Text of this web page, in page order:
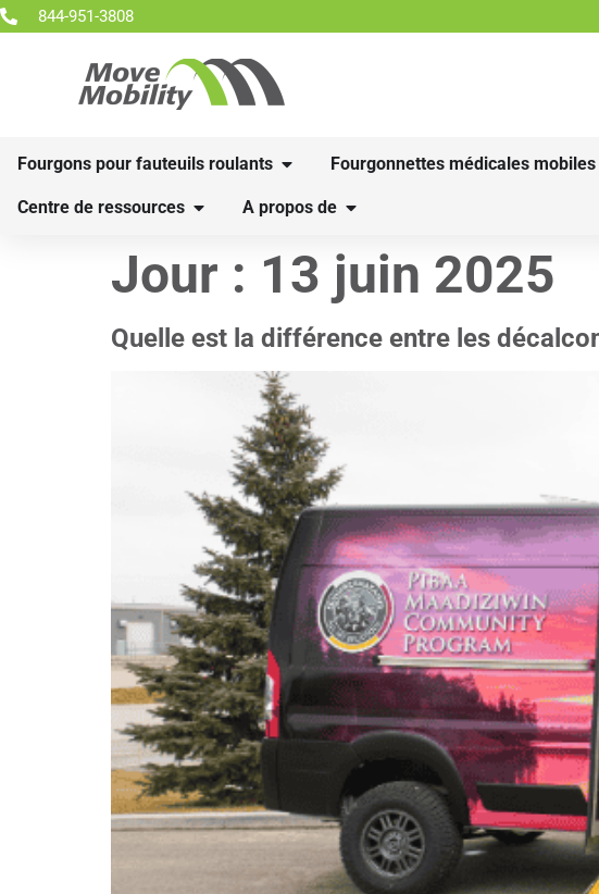
844-951-3808
Fourgons pour fauteuils roulants Fourgonnettes médicales mobiles
Centre de ressources A propos de
Jour : 13 juin 2025
Quelle est la différence entre les